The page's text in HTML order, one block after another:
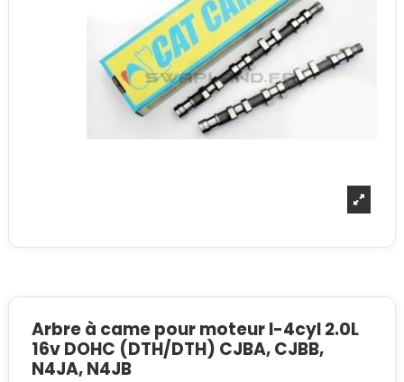
Arbre à came pour moteur I-4cyl 2.0L
16v DOHC (DTH/DTH) CJBA, CJBB,
N4JA, N4JB